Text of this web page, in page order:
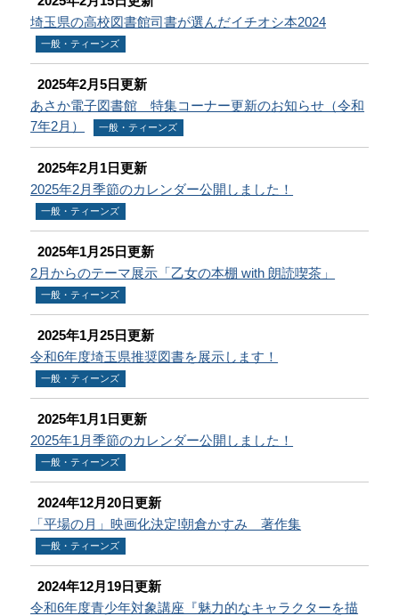
埼玉県の高校図書館司書が選んだイチオシ本2024
一般・ティーンズ
2025年2月5日更新
あさか電子図書館 特集コーナー更新のお知らせ（令和
7年2月）
一般・ティーンズ
2025年2月1日更新
2025年2月季節のカレンダー公開しました！
一般・ティーンズ
2025年1月25日更新
2月からのテーマ展示「乙女の本棚 with 朗読喫茶」
一般・ティーンズ
2025年1月25日更新
令和6年度埼玉県推奨図書を展示します！
一般・ティーンズ
2025年1月1日更新
2025年1月季節のカレンダー公開しました！
一般・ティーンズ
2024年12月20日更新
「平場の月」映画化決定!朝倉かすみ 著作集
一般・ティーンズ
2024年12月19日更新
令和6年度青少年対象講座『魅力的なキャラクターを描